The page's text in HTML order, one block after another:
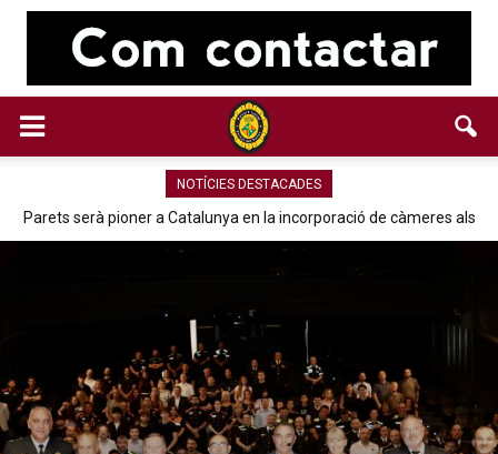
NOTÍCIES DESTACADES
Parets serà pioner a Catalunya en la incorporació de càmeres als